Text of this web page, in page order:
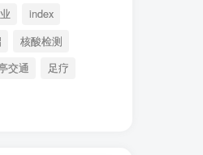
index
核酸检测
交通
足疗